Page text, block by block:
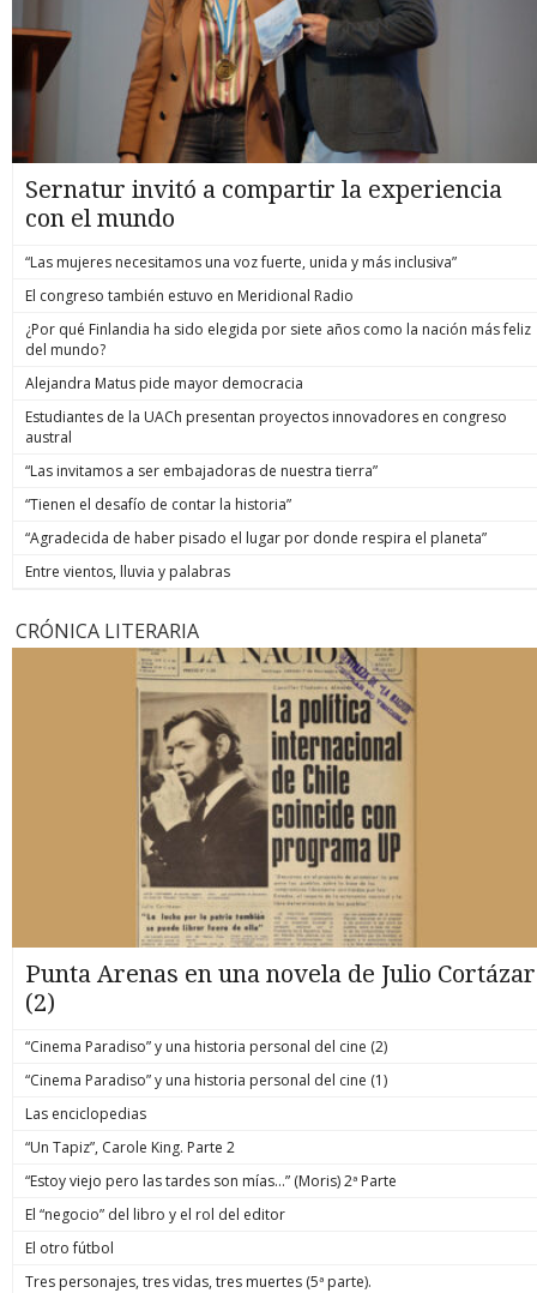
Sernatur invitó a compartir la experiencia
con el mundo
“Las mujeres necesitamos una voz fuerte, unida y más inclusiva”
El congreso también estuvo en Meridional Radio
¿Por qué Finlandia ha sido elegida por siete años como la nación más feliz
del mundo?
Alejandra Matus pide mayor democracia
Estudiantes de la UACh presentan proyectos innovadores en congreso
austral
“Las invitamos a ser embajadoras de nuestra tierra”
“Tienen el desafío de contar la historia”
“Agradecida de haber pisado el lugar por donde respira el planeta”
Entre vientos, lluvia y palabras
CRÓNICA LITERARIA
Punta Arenas en una novela de Julio Cortázar
(2)
“Cinema Paradiso” y una historia personal del cine (2)
“Cinema Paradiso” y una historia personal del cine (1)
Las enciclopedias
“Un Tapiz”, Carole King. Parte 2
“Estoy viejo pero las tardes son mías…” (Moris) 2ª Parte
El “negocio” del libro y el rol del editor
El otro fútbol
Tres personajes, tres vidas, tres muertes (5ª parte).